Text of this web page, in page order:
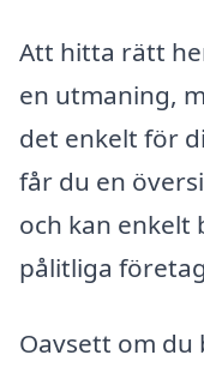
Att hitta rätt
en utmaning,
det enkelt för
får du en
och kan
pålitliga
Oavsett om du